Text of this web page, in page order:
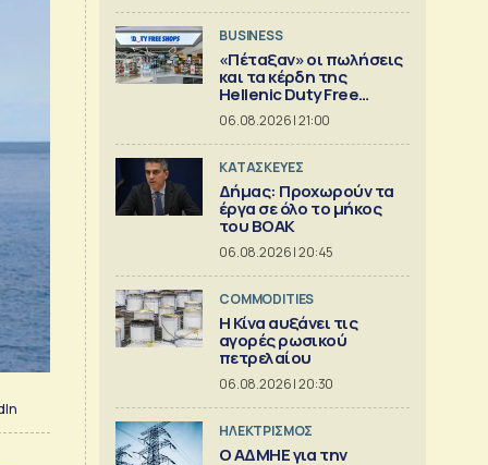
BUSINESS
«Πέταξαν» οι πωλήσεις
και τα κέρδη της
Hellenic Duty Free
Shops
06.08.2026 | 21:00
ΚΑΤΑΣΚΕΥΕΣ
Δήμας: Προχωρούν τα
έργα σε όλο το μήκος
του ΒΟΑΚ
06.08.2026 | 20:45
COMMODITIES
Η Κίνα αυξάνει τις
αγορές ρωσικού
πετρελαίου
06.08.2026 | 20:30
ΗΛΕΚΤΡΙΣΜΟΣ
O ΑΔΜΗΕ για την